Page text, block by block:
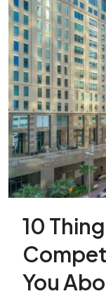
10
You